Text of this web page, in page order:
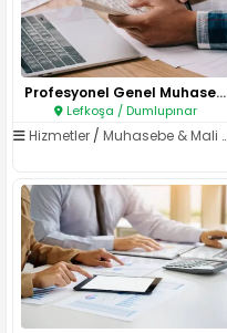
Profesyonel Genel Muhasebe Hiz..
Lefkoşa / Dumlupınar
Hizmetler / Muhasebe & Mali Müşavirlik